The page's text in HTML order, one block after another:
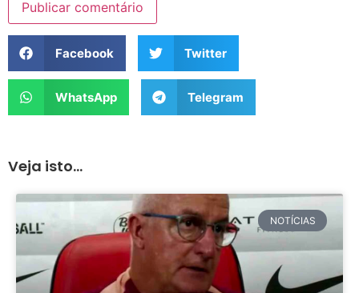
Facebook Twitter
WhatsApp Telegram
Veja isto...
NOTÍCIAS